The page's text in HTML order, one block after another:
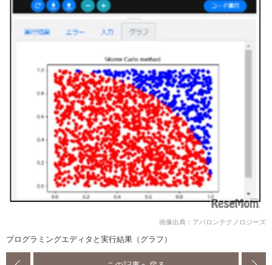
画像出典：アバロンテクノロジーズ
プログラミングエディタと実行結果（グラフ）